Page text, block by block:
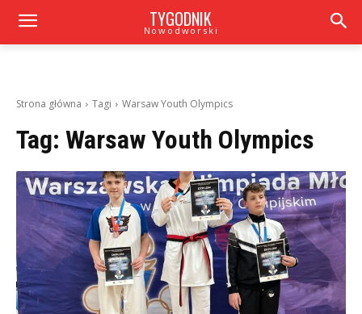
TYGODNIK
Nowodworski
Strona główna Tagi Warsaw Youth Olympics
Tag: Warsaw Youth Olympics